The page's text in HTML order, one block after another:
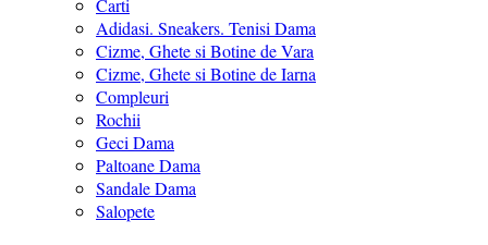
Carti
Adidasi. Sneakers. Tenisi Dama
Cizme, Ghete si Botine de Vara
Cizme, Ghete si Botine de Iarna
Compleuri
Rochii
Geci Dama
Paltoane Dama
Sandale Dama
Salopete